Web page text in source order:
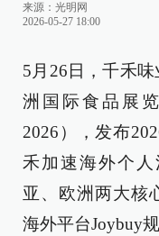
来源： 光明网
2026-05-27 18:00
5月26日，千禾
洲国际食品展览
2026），发布
禾加速海外个
亚、欧洲两大核
海外平台Joybuy